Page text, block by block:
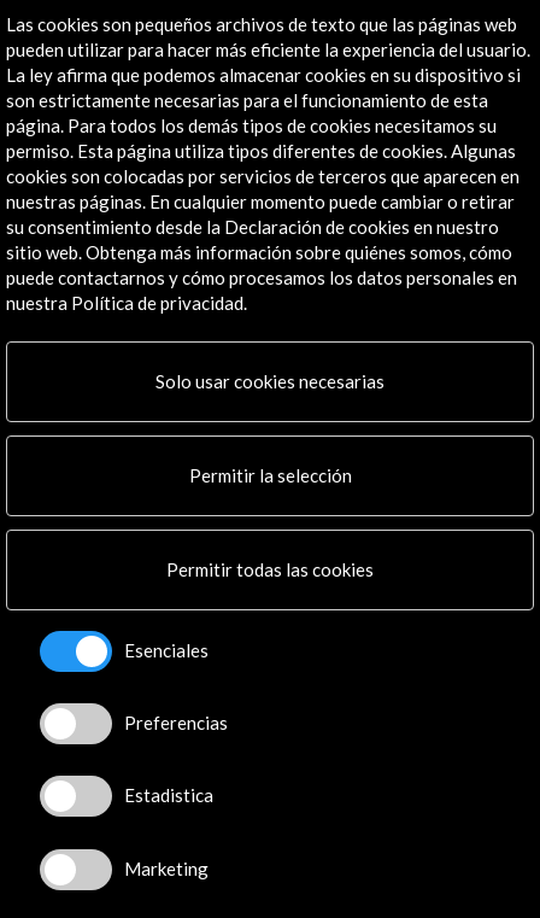
Contacta
info@accioncultural.es
+34 91 700 4000
José Abascal, 4 - 4º
28003 Madrid, España
Canales de contacto
Explora
Institucional
Actividades
Programa PICE
Noticias
Mapa Web
Conecta
X (Twitter)
Instagram
Facebook
Youtube
Spotify
Flickr
Las cookies son pequeños archivos de texto que las páginas web
pueden utilizar para hacer más eficiente la experiencia del usuario.
La ley afirma que podemos almacenar cookies en su dispositivo si
son estrictamente necesarias para el funcionamiento de esta
página. Para todos los demás tipos de cookies necesitamos su
permiso. Esta página utiliza tipos diferentes de cookies. Algunas
cookies son colocadas por servicios de terceros que aparecen en
nuestras páginas. En cualquier momento puede cambiar o retirar
su consentimiento desde la Declaración de cookies en nuestro
sitio web. Obtenga más información sobre quiénes somos, cómo
puede contactarnos y cómo procesamos los datos personales en
nuestra Política de privacidad.
Solo usar cookies necesarias
Permitir la selección
Permitir todas las cookies
Esenciales
Preferencias
Estadistica
Marketing